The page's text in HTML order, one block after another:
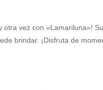
otra vez con «Lamariluna»!
brindar. ¡Disfruta de